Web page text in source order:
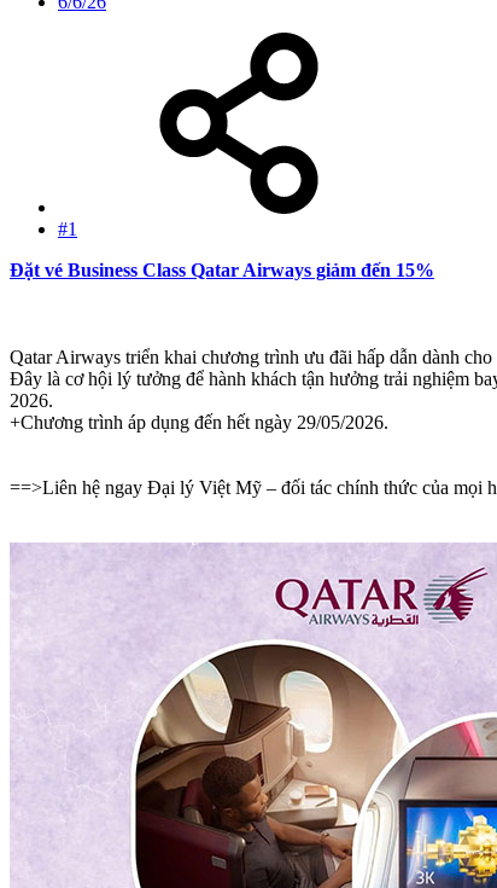
#1
Đặt vé Business Class Qatar Airways giảm đến 15%
Qatar Airways triển khai chương trình ưu đãi hấp dẫn dành
Đây là cơ hội lý tưởng để hành khách tận hưởng trải nghiệm
2026.
+Chương trình áp dụng đến hết ngày 29/05/2026.
==>Liên hệ ngay Đại lý Việt Mỹ – đối tác chính thức của mọi